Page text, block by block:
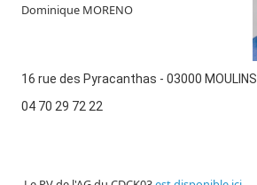
Dominique MORENO
16 rue des Pyracanthas - 03000 MOULINS
04 70 29 72 22